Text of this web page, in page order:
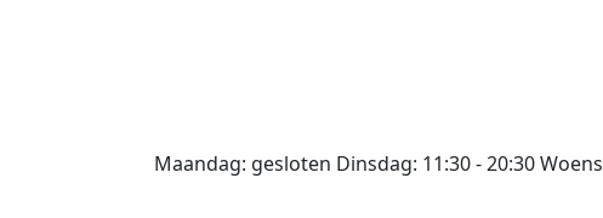
Maandag: gesloten Dinsdag: 11:30 - 20:30